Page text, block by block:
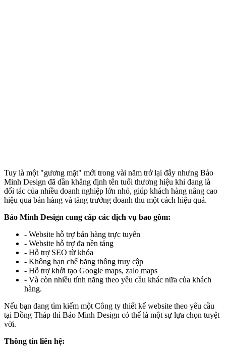
Tuy là một "gương mặt" mới trong vài năm trở lại đây nhưng Bảo
Minh Design đã dần khẳng định tên tuổi thương hiệu khi đang là
đối tác của nhiều doanh nghiệp lớn nhỏ, giúp khách hàng nâng cao
hiệu quả bán hàng và tăng trưởng doanh thu một cách hiệu quả.
Bảo Minh Design cung cấp các dịch vụ bao gồm:
- Website hỗ trợ bán hàng trực tuyến
- Website hỗ trợ đa nền tảng
- Hỗ trợ SEO từ khóa
- Không hạn chế băng thông truy cập
- Hỗ trợ khởi tạo Google maps, zalo maps
- Và còn nhiều tính năng theo yêu cầu khác nữa của khách
hàng.
Nếu bạn đang tìm kiếm một Công ty thiết kế website theo yêu cầu
tại Đồng Tháp thì Bảo Minh Design có thể là một sự lựa chọn tuyệt
vời.
Thông tin liên hệ: